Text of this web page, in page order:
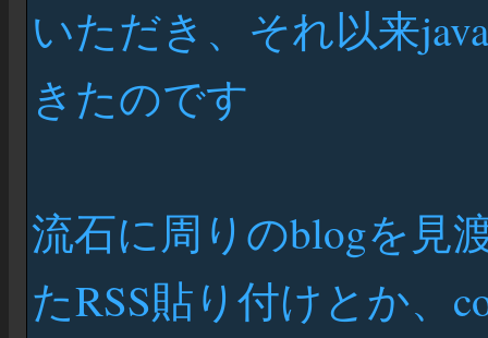
いただき、それ以来
きたのです
流石に周りのblogを見
たRSS貼り付けとか、